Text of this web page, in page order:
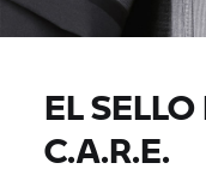
EL
C.A.R.E.